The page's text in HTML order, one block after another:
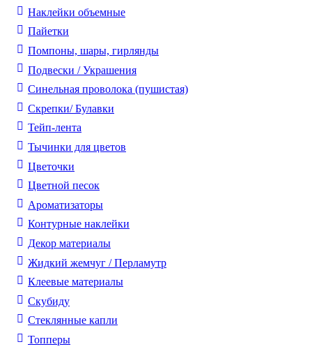
Наклейки объемные
Пайетки
Помпоны, шары, гирлянды
Подвески / Украшения
Синельная проволока (пушистая)
Скрепки/ Булавки
Тейп-лента
Тычинки для цветов
Цветочки
Цветной песок
Ароматизаторы
Контурные наклейки
Декор материалы
Жидкий жемчуг / Перламутр
Клеевые материалы
Скубиду
Стеклянные капли
Топперы